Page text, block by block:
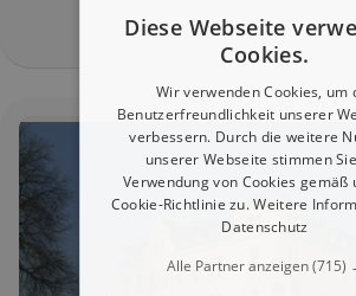
Diese Webseite
Cookies.
Wir verwenden Cookies, um
Benutzerfreundlichkeit unserer
verbessern. Durch die weitere
unserer Webseite stimmen
Verwendung von Cookies gemäß
Cookie-Richtlinie zu.Weitere
Datenschutz
Alle Partner anzeigen(715)